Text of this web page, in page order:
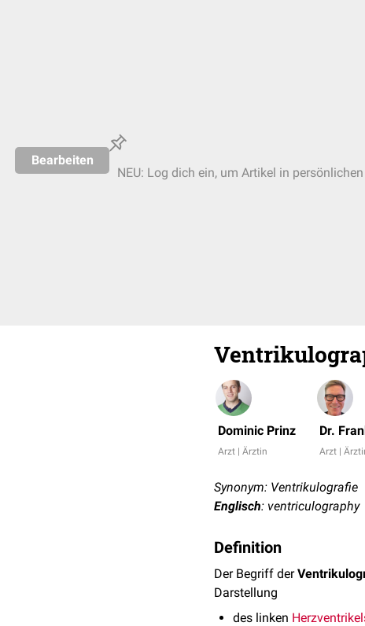
Bearbeiten
NEU: Log dich ein, um Artikel in
Dominic Prinz
Arzt | Ärztin
Dr.
Arzt |
Synonym: Ventrikulografie
Englisch: ventriculography
Definition
Der Begriff der
Darstellung
des linken